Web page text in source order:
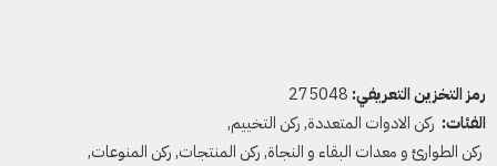
رمز التخزين التعريفي: 275048
الفئات: ركن الادوات المتعددة,ركن التخييم,
ركن الطوارئ و معدات البقاء و النجاة,ركن المنتجات,ركن المنوعات,